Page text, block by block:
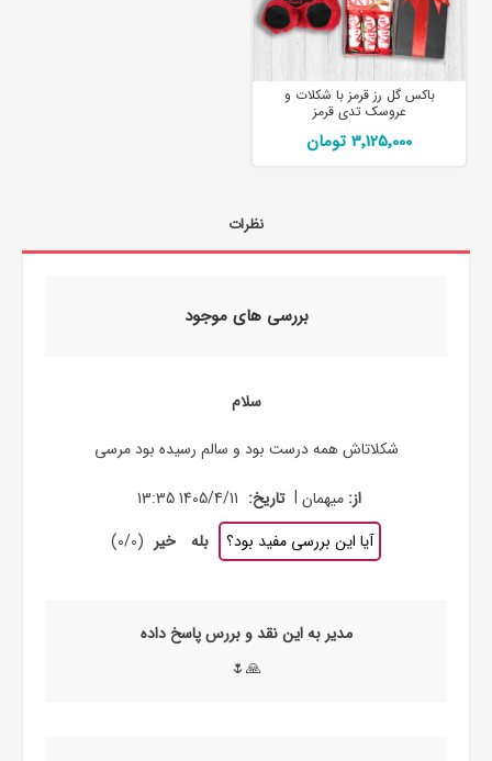
باکس گل رز قرمز با شکلات و
عروسک تدی قرمز
3٬125٬000 تومان
نظرات
بررسی های موجود
سلام
شکلاتاش همه درست بود و سالم رسیده بود مرسی
از: میهمان | تاریخ: 1405/4/11 13:35
آیا این بررسی مفید بود؟
بله خیر (
0/0
)
مدیر به این نقد و بررس پاسخ داده
🙏🌷